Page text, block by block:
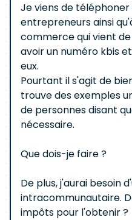
Je viens de
entrepreneurs ainsi
commerce qui vient
avoir un numéro kbis
eux.
Pourtant il s'agit de
trouve des exemples
de personnes disant
nécessaire.
Que dois-je faire ?
De plus, j'aurai besoin
intracommunautaire.
impôts pour l'obtenir ?